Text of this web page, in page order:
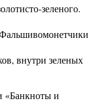
зеленого.
внутри зеленых
«Банкноты и